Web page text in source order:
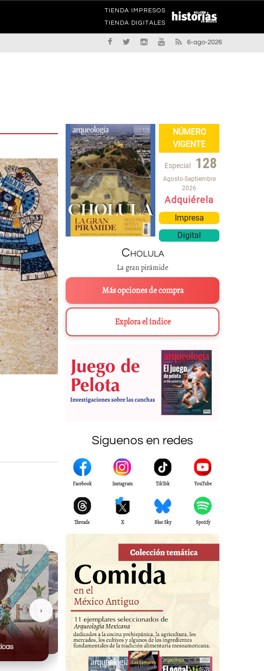
TIENDA IMPRESOS
TIENDA DIGITALES
6-ago-2026
Casas Grandes
›
NÚMERO
VIGENTE
Especial 128
Agosto-Septiembre
2026
Adquiérela
Impresa
Digital
Cholula
La gran pirámide
Más opciones de compra
Explora el índice
Síguenos en redes
Facebook Instagram TikTok YouTube
Threads X Blue Sky Spotify